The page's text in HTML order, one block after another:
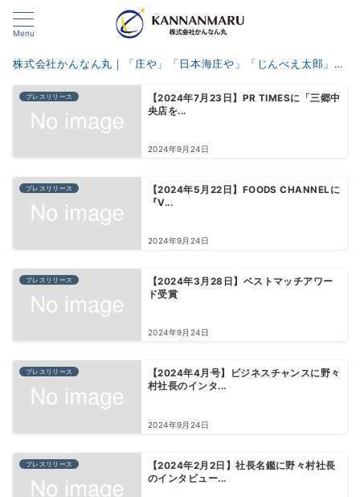
Menu
株式会社かんなん丸｜「庄や」「日本海庄や」「じんべえ太郎」「歌うんだ村」「VANSAN」
プレスリリース
【2024年7月23日】PR TIMESに「三郷中
央店を...
2024年9月24日
プレスリリース
【2024年5月22日】FOODS CHANNELに
『V...
2024年9月24日
プレスリリース
【2024年3月28日】ベストマッチアワー
ド受賞
2024年9月24日
プレスリリース
【2024年4月号】ビジネスチャンスに野々
村社長のインタ...
2024年9月24日
プレスリリース
【2024年2月2日】社長名鑑に野々村社長
のインタビュー...